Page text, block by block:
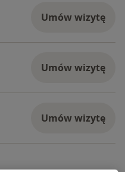
Umów wizytę
Umów wizytę
Umów wizytę